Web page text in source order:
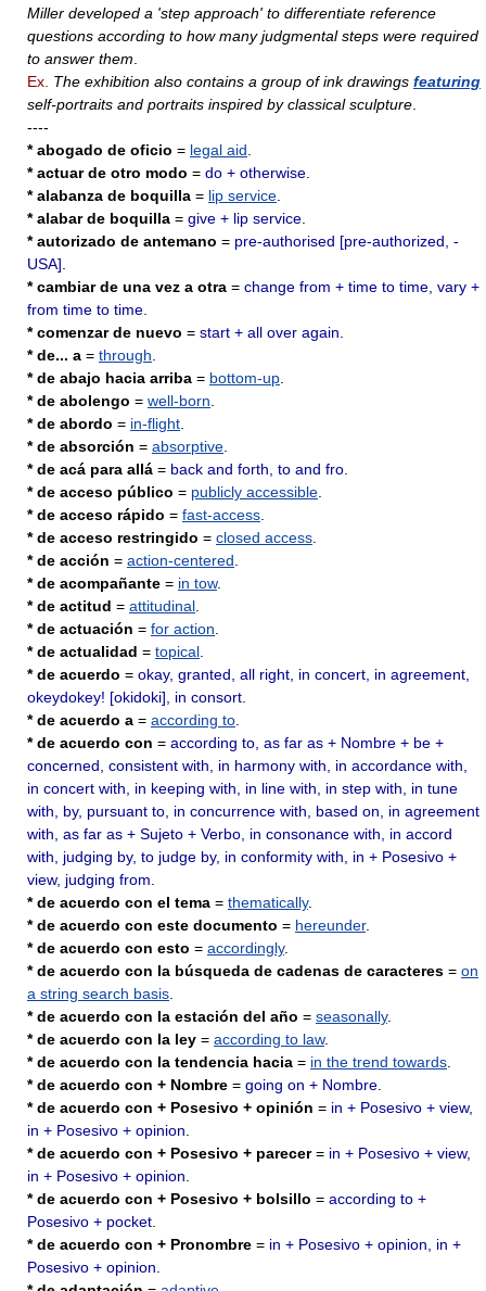
Miller developed a 'step approach' to differentiate reference
questions according to how many judgmental steps were required
to answer them
Ex. The exhibition also contains a group of ink drawings featuring
self-portraits and portraits inspired by classical sculpture
----
* abogado de oficio = legal aid
* actuar de otro modo = do + otherwise
* alabanza de boquilla = lip service
* alabar de boquilla = give + lip service
* autorizado de antemano = pre-authorised [pre-authorized, -
USA]
* cambiar de una vez a otra = change from + time to time, vary +
from time to time
* comenzar de nuevo = start + all over again
* de... a = through
* de abajo hacia arriba = bottom-up
* de abolengo = well-born
* de abordo = in-flight
* de absorción = absorptive
* de acá para allá = back and forth, to and fro
* de acceso público = publicly accessible
* de acceso rápido = fast-access
* de acceso restringido = closed access
* de acción = action-centered
* de acompañante = in tow.
* de actitud = attitudinal
* de actuación = for action
* de actualidad = topical
* de acuerdo = okay, granted, all right, in concert, in agreement,
okeydokey! [okidoki], in consort
* de acuerdo a = according to
* de acuerdo con = according to, as far as + Nombre + be +
concerned, consistent with, in harmony with, in accordance with,
in concert with, in keeping with, in line with, in step with, in tune
with, by, pursuant to, in concurrence with, based on, in agreement
with, as far as + Sujeto + Verbo, in consonance with, in accord
with, judging by, to judge by, in conformity with, in + Posesivo +
view, judging from
* de acuerdo con el tema = thematically.
* de acuerdo con este documento = hereunder.
* de acuerdo con esto = accordingly.
* de acuerdo con la búsqueda de cadenas de caracteres = on
a string search basis
* de acuerdo con la estación del año = seasonally.
* de acuerdo con la ley = according to law.
* de acuerdo con la tendencia hacia = in the trend towards
* de acuerdo con + Nombre = going on + Nombre
* de acuerdo con + Posesivo + opinión = in + Posesivo + view,
in + Posesivo + opinion
* de acuerdo con + Posesivo + parecer= in + Posesivo + view,
in + Posesivo + opinion
* de acuerdo con + Posesivo + bolsillo = according to +
Posesivo + pocket
* de acuerdo con + Pronombre = in + Posesivo + opinion, in +
Posesivo + opinion